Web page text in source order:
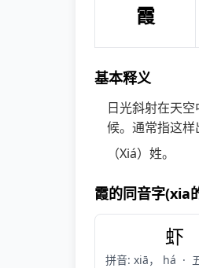
霞
基本释义
日光斜射在天
候。通常指这样
（Xiá）姓。
霞的同音字(xia
虾
拼音: xiā， há ·